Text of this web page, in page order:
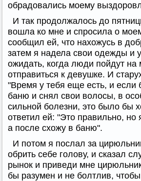
обрадовались моему
И так продолжалось до
вошла ко мне и спросила о
сообщил ей, что нахожусь в
затем я надела свои одежды и
ожидать, когда люди пойдут на
отправиться к девушке. И
"Время у тебя еще есть, и
баню и снял свои волосы, в
сильной болезни, это было бы
ответил ей: "Это правильно, но
а после схожу в баню".
И потом я послал за
обрить себе голову, и сказал
рынок и приведи мне
бы разумен и не болтлив,